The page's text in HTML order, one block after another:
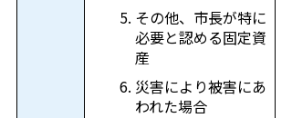
その他、市長が特に
必要と認める固定資
産
災害により被害にあ
われた場合